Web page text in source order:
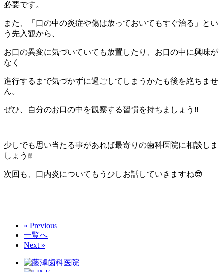
必要です。
また、「口の中の炎症や傷は放っておいてもすぐ治る」とい
う先入観から、
お口の異変に気づいていても放置したり、お口の中に興味が
なく
進行するまで気づかずに過ごしてしまうかたも後を絶ちませ
ん。
ぜひ、自分のお口の中を観察する習慣を持ちましょう‼
少しでも思い当たる事があれば最寄りの歯科医院に相談しま
しょう❕❕
次回も、口内炎についてもう少しお話していきますね😎
« Previous
一覧へ
Next »